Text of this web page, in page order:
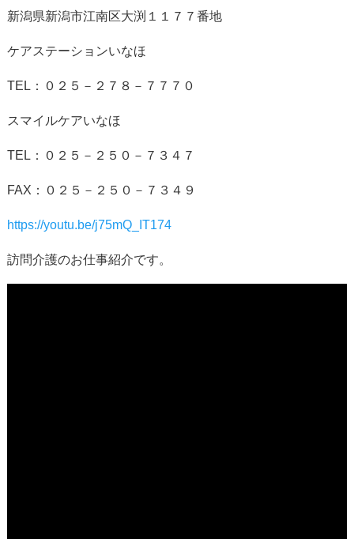
新潟県新潟市江南区大渕１１７７番地
ケアステーションいなほ
TEL：０２５－２７８－７７７０
スマイルケアいなほ
TEL：０２５－２５０－７３４７
FAX：０２５－２５０－７３４９
https://youtu.be/j75mQ_IT174
訪問介護のお仕事紹介です。